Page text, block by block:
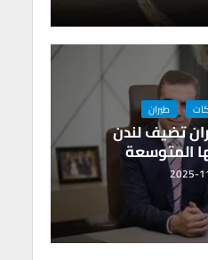
طيران
تضيف لندن
المتوسعة
2025-